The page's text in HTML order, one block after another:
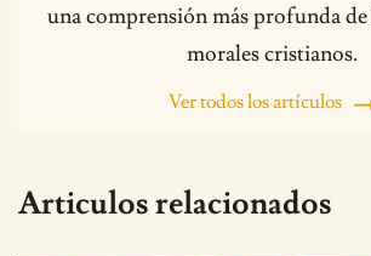
una comprensión más profunda
morales cristianos.
Ver todos los artículos
Articulos relacionados